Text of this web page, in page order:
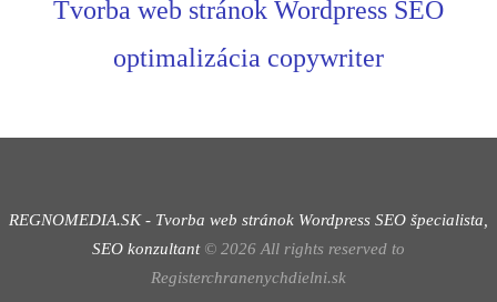
Tvorba web stránok Wordpress SEO
optimalizácia copywriter
REGNOMEDIA.SK - Tvorba web stránok Wordpress SEO špecialista,
SEO konzultant© 2026 All rights reserved to
Registerchranenychdielni.sk